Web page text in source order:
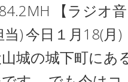
【ラジオ音
当)今日１月18(月)
城の城下町にあ